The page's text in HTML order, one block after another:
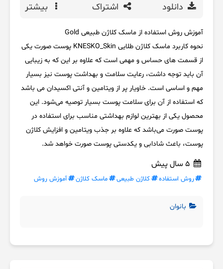
دانلود اشتراک بیشتر
آموزش روش استفاده از ماسک کلاژن طبیعی Gold
نحوه کاربرد ماسک کلاژن طلایی KNESKO_Skin پوست صورت یکی
از قسمت های حساس و مهمی است که علاوه بر این که به زیبایی
آن باید توجه داشت، رعایت سلامت و بهداشت پوست نیز بسیار
مهم و اساسی است. خاویار پر از ویتامین و آنتی اکسیدان می ‌باشد
که استفاده از آن برای سلامت پوست بسیار توصیه می‌شود. این
محصول یکی از بهترین لوازم بهداشتی مناسب برای استفاده در
پوست صورت می‌باشد که علاوه بر جذب ویتامین و افزایش کلاژن
پوست، باعث شادابی و یکدستی پوست صورت خواهد شد.
روش استفاده کلاژن طبیعی ماسک کلاژن آموزش روش
بانوان